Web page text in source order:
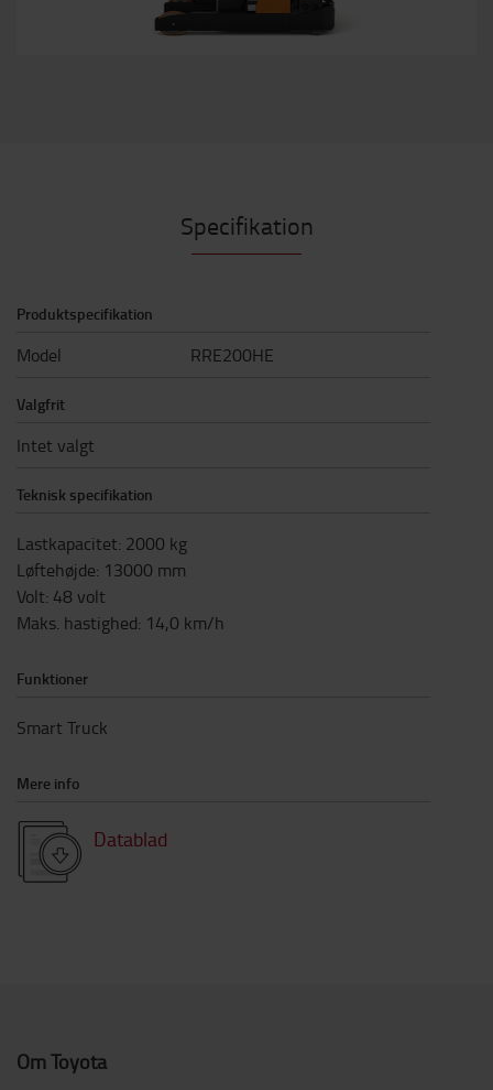
Specifikation
Produktspecifikation
Model RRE200HE
Valgfrit
Intet valgt
Teknisk specifikation
Lastkapacitet: 2000 kg
Løftehøjde: 13000 mm
Volt: 48 volt
Maks. hastighed: 14,0 km/h
Funktioner
Smart Truck
Mere info
Datablad
Om Toyota